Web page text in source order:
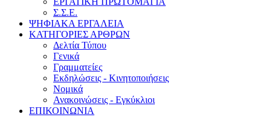
Σ.Σ.Ε.
ΨΗΦΙΑΚΑ ΕΡΓΑΛΕΙΑ
ΚΑΤΗΓΟΡΙΕΣ ΑΡΘΡΩΝ
Δελτία Τύπου
Γενικά
Γραμματείες
Εκδηλώσεις - Κινητοποιήσεις
Νομικά
Ανακοινώσεις - Εγκύκλιοι
ΕΠΙΚΟΙΝΩΝΙΑ